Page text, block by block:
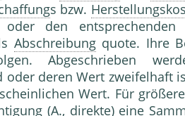
s bzw.
den
Abschreibungquote. Ihre
Abgeschrieben
deren Wert zweifelhaft
Wert. Für
(A., direkte) eine